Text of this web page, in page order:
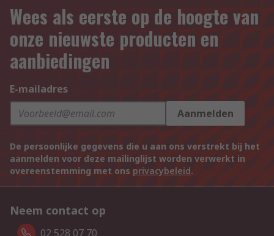
Wees als eerste op de hoogte van
onze nieuwste producten en
aanbiedingen
E-mailadres
Aanmelden
De persoonlijke gegevens die u aan ons verstrekt bij het
aanmelden voor deze mailinglijst worden verwerkt in
overeenstemming met ons privacybeleid.
Neem contact op
02 528 07 70